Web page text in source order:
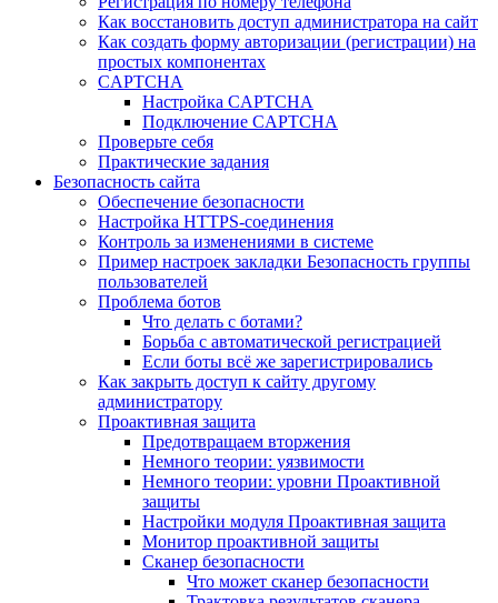
Как восстановить доступ администратора на сайт
Как создать форму авторизации (регистрации) на
простых компонентах
CAPTCHA
Настройка CAPTCHA
Подключение CAPTCHA
Проверьте себя
Практические задания
Безопасность сайта
Обеспечение безопасности
Настройка HTTPS-соединения
Контроль за изменениями в системе
Пример настроек закладки Безопасность группы
пользователей
Проблема ботов
Что делать с ботами?
Борьба с автоматической регистрацией
Если боты всё же зарегистрировались
Как закрыть доступ к сайту другому
администратору
Проактивная защита
Предотвращаем вторжения
Немного теории: уязвимости
Немного теории: уровни Проактивной
защиты
Настройки модуля Проактивная защита
Монитор проактивной защиты
Сканер безопасности
Что может сканер безопасности